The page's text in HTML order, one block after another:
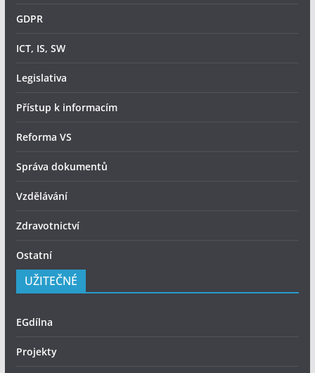
GDPR
ICT, IS, SW
Legislativa
Přístup k informacím
Reforma VS
Správa dokumentů
Vzdělávání
Zdravotnictví
Ostatní
UŽITEČNÉ
EGdílna
Projekty